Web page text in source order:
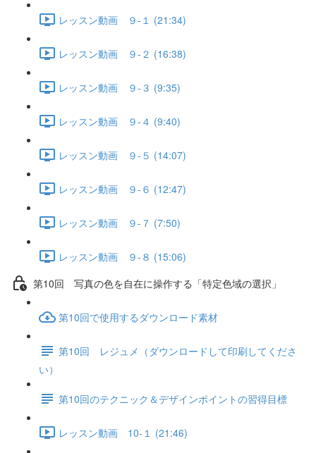
レッスン動画 ９-１ (21:34)
レッスン動画 ９-２ (16:38)
レッスン動画 ９-３ (9:35)
レッスン動画 ９-４ (9:40)
レッスン動画 ９-５ (14:07)
レッスン動画 ９-６ (12:47)
レッスン動画 ９-７ (7:50)
レッスン動画 ９-８ (15:06)
第10回 写真の色を自在に操作する「特定色域の選択」
第10回で使用するダウンロード素材
第10回 レジュメ（ダウンロードして印刷してくださ
い）
第10回のテクニック＆デザインポイントの習得目標
レッスン動画 10-１ (21:46)